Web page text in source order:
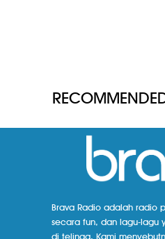
Brava Radio adalah radio
secara fun, dan lagu-lagu
di telinga. Kami